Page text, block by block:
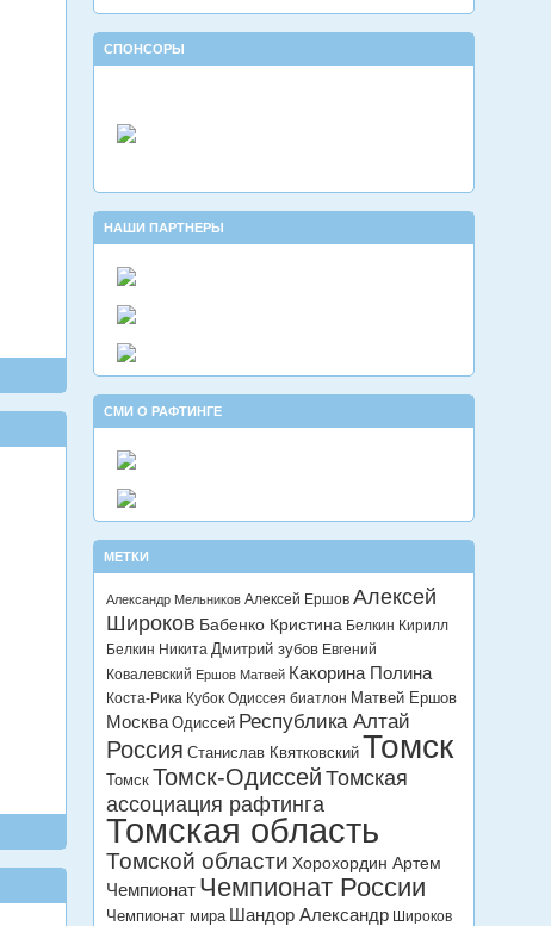
СПОНСОРЫ
НАШИ ПАРТНЕРЫ
СМИ О РАФТИНГЕ
МЕТКИ
Александр Мельников Алексей Ершов Алексей
Широков Бабенко Кристина Белкин Кирилл
Белкин Никита Дмитрий зубов Евгений
Ковалевский Ершов Матвей Какорина Полина
Коста-Рика Кубок Одиссея биатлон Матвей Ершов
Москва Одиссей Республика Алтай
Россия Станислав Квятковский Томск
Томск Томск-Одиссей Томская
ассоциация рафтинга
Томская область
Томской области Хорохордин Артем
Чемпионат Чемпионат России
Чемпионат мира Шандор Александр Широков